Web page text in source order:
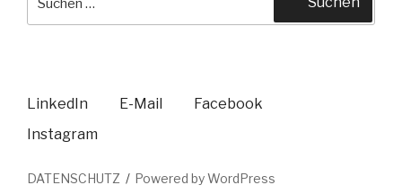
LinkedIn E-Mail
Facebook
Instagram
DATENSCHUTZ Powered by WordPress